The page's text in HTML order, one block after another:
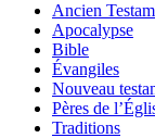
Ancien
Apocalypse
Bible
Évangiles
Nouveau
Pères de
Traditions